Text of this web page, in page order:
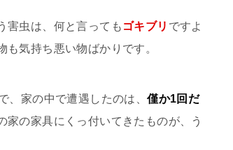
害虫は、何と言っても ゴキブリ ですよ
気持ち悪い物ばかりです。
、家の中で遭遇したのは、僅か1回だ
の家具にくっ付いてきたものが、う